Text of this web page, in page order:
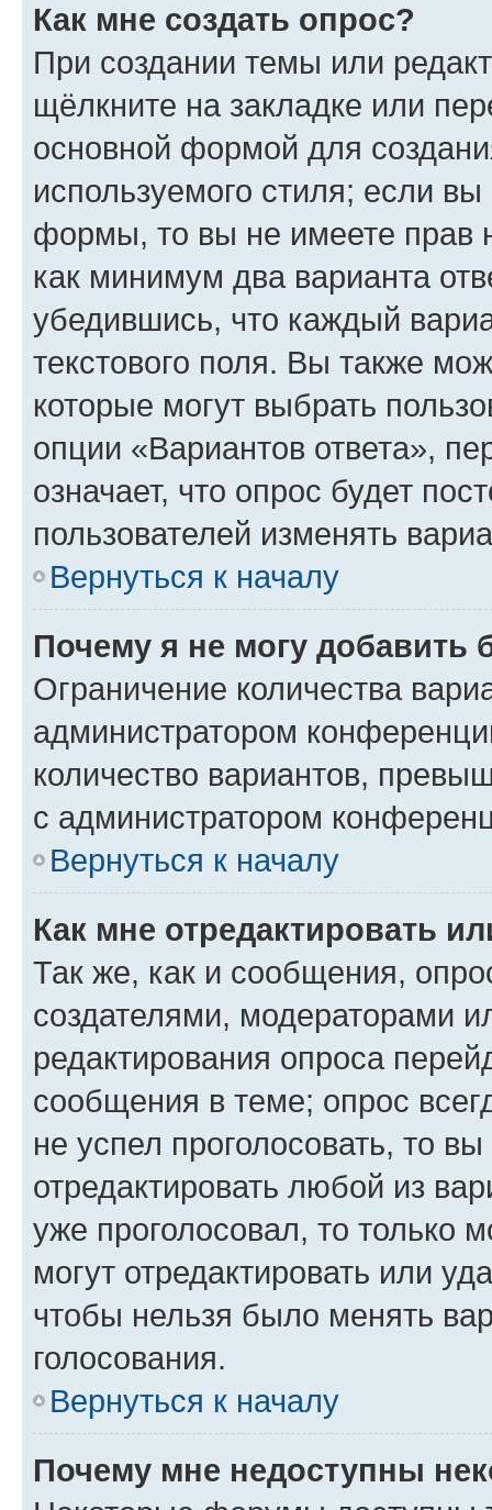
Как мне создать опрос?
При создании темы или
щёлкните на закладке или
основной формой для
используемого стиля; если
формы, то вы не имеете прав
как минимум два варианта
убедившись, что каждый
текстового поля. Вы также
которые могут выбрать
опции «Вариантов ответа»,
означает, что опрос будет
пользователей изменять
Вернуться к началу
Почему я не могу добавить
Ограничение количества
администратором
количество вариантов,
с администратором
Вернуться к началу
Как мне отредактировать
Так же, как и сообщения,
создателями, модераторами
редактирования опроса
сообщения в теме; опрос
не успел проголосовать, то
отредактировать любой из
уже проголосовал, то только
могут отредактировать или
чтобы нельзя было менять
голосования.
Вернуться к началу
Почему мне недоступны